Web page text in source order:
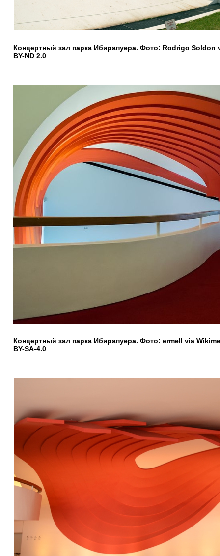
Концертный зал парка Ибирапуера. Фото: Rodrigo Soldon
BY-ND 2.0
Концертный зал парка Ибирапуера. Фото: ermell via
BY-SA-4.0